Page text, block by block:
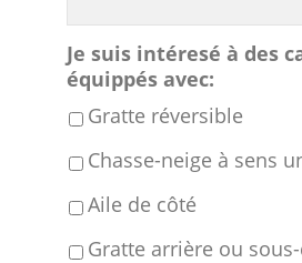
Je suis intéresé à des
équippés avec:
Gratte réversible
Chasse-neige à sens
Aile de côté
Gratte arrière ou